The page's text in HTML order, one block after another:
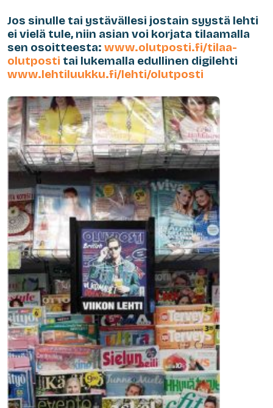
Jos sinulle tai ystävällesi jostain syystä lehti
ei vielä tule, niin asian voi korjata tilaamalla
sen osoitteesta: www.olutposti.fi/tilaa-
olutposti tai lukemalla edullinen digilehti
www.lehtiluukku.fi/lehti/olutposti